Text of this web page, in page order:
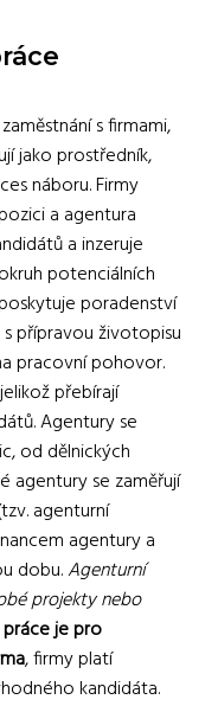
s firmami,
jako prostředník,
náboru. Firmy
a agentura
a inzeruje
potenciálních
poradenství
přípravou životopisu
pracovní pohovor.
přebírají
Agentury se
od dělnických
agentury se zaměřují
agenturní
agentury a
dobu.Agenturní
projekty nebo
je pro
, firmy platí
kandidáta.